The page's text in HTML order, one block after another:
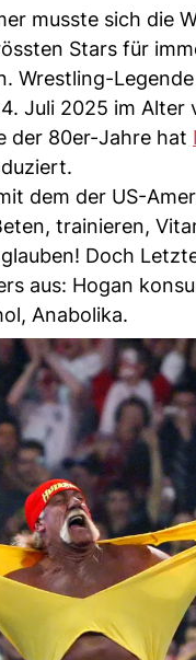
musste sich die
Stars für
Wrestling-
Juli 2025 im Alter
der 80er-Jahre hat
dem der US-
trainieren,
Doch
aus: Hogan
Anabolika.